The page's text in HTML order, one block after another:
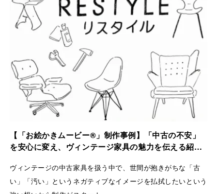
【「お絵かきムービー®」制作事例】「中古の不安」
を安心に変え、ヴィンテージ家具の魅力を伝える紹介
ヴィンテージの中古家具を扱う中で、世間が抱きがちな「古
い」「汚い」というネガティブなイメージを払拭したいという